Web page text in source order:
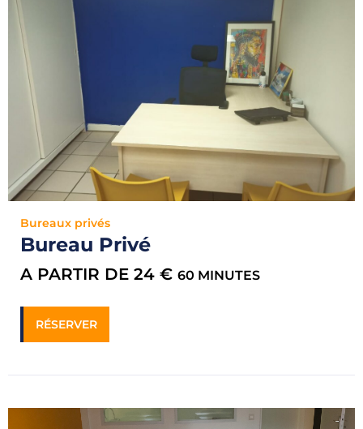
Bureaux privés
Bureau Privé
A PARTIR DE 24 € 60 MINUTES
RÉSERVER